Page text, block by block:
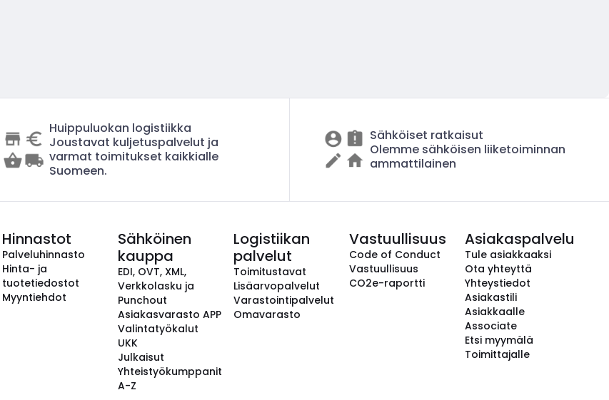
Huippuluokan logistiikka
Joustavat kuljetuspalvelut ja
varmat toimitukset kaikkialle
Suomeen.
Sähköiset ratkaisut
Olemme sähköisen liiketoiminnan
ammattilainen
Hinnastot
Palveluhinnasto
Hinta- ja
tuotetiedostot
Myyntiehdot
Sähköinen
kauppa
EDI, OVT, XML,
Verkkolasku ja
Punchout
Asiakasvarasto APP
Valintatyökalut
UKK
Julkaisut
Yhteistyökumppanit
A-Z
Logistiikan
palvelut
Toimitustavat
Lisäarvopalvelut
Varastointipalvelut
Omavarasto
Vastuullisuus
Code of Conduct
Vastuullisuus
CO2e-raportti
Asiakaspalvelu
Tule asiakkaaksi
Ota yhteyttä
Yhteystiedot
Asiakastili
Asiakkaalle
Associate
Etsi myymälä
Toimittajalle